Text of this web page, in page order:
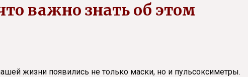
важно знать об этом
жизни появились не только маски, но и пульсоксиметры.